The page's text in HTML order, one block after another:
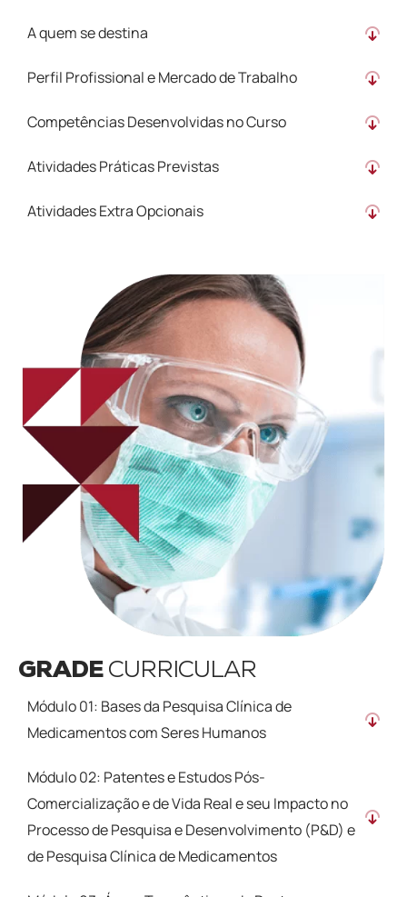
A quem se destina
Perfil Profissional e Mercado de Trabalho
Competências Desenvolvidas no Curso
Atividades Práticas Previstas
Atividades Extra Opcionais
GRADE CURRICULAR
Módulo 01: Bases da Pesquisa Clínica de
Medicamentos com Seres Humanos
Módulo 02: Patentes e Estudos Pós-
Comercialização e de Vida Real e seu Impacto no
Processo de Pesquisa e Desenvolvimento (P&D) e
de Pesquisa Clínica de Medicamentos